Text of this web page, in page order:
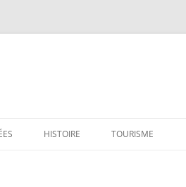
HISTOIRE TOURISME